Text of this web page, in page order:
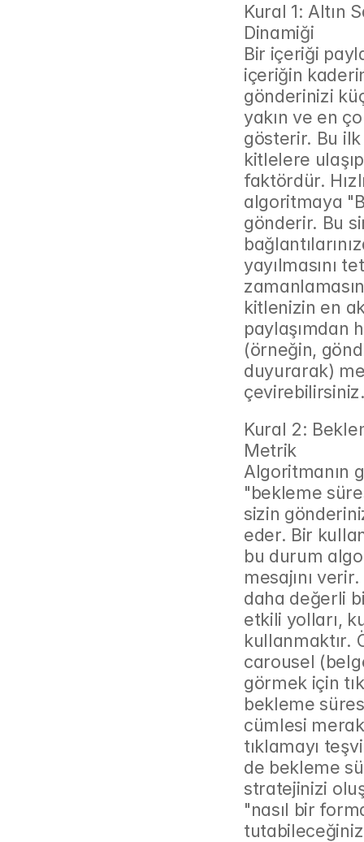
Kural 1: Altın
Dinamiği
Bir içeriği
içeriğin
gönderinizi
yakın ve en
gösterir. Bu
kitlelere
faktördür.
algoritmaya
gönderir. Bu
yayılmasını
kitlenizin en
paylaşımdan
(örneğin,
duyurarak)
Kural 2:
Metrik
Algoritmanın
"bekleme
sizin
eder. Bir
bu durum
mesajını
daha değerli
etkili yolları,
kullanmaktır.
carousel
görmek için
bekleme
cümlesi
tıklamayı
de bekleme
stratejinizi
"nasıl bir